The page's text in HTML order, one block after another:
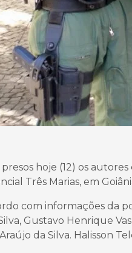
presos hoje (12) os
Três Marias, em
com informações da
Gustavo Henrique
da Silva. Halisson